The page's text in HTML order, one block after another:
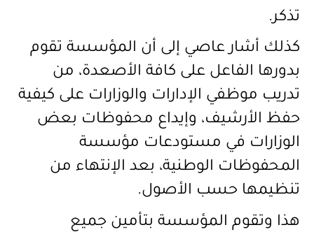
تذكر.
كذلك أشار عاصي إلى أن المؤسسة تقوم
بدورها الفاعل على كافة الأصعدة، من
تدريب موظفي الإدارات والوزارات على كيفية
حفظ الأرشيف، وإيداع محفوظات بعض
الوزارات في مستودعات مؤسسة
المحفوظات الوطنية، بعد الإنتهاء من
تنظيمها حسب الأصول.
هذا وتقوم المؤسسة بتأمين جميع